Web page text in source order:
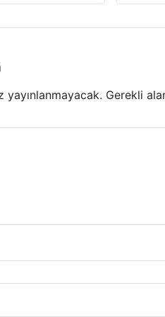
yayınlanmayacak. Gerekli